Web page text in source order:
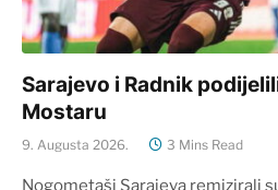
Sarajevo i Radnik
Mostaru
9. Augusta 2026. 3 Mins Read
Nogometaši Sarajeva remizirali